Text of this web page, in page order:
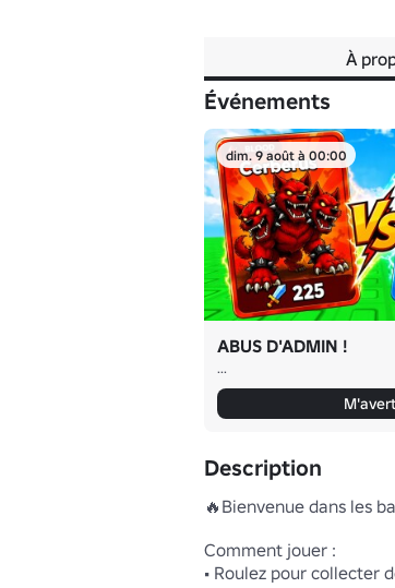
À
Événements
dim. 9 août à 00:00
ABUS D'ADMIN !
...
Description
🔥Bienvenue dans les
Comment jouer :
• Roulez pour collecter